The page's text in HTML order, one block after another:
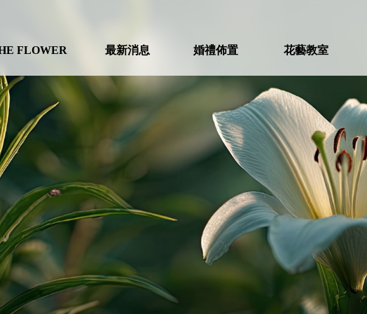
FLOWER
ABOUT
最新消息
NEWS
婚禮佈置
WEDDING
花藝教室
COURSE